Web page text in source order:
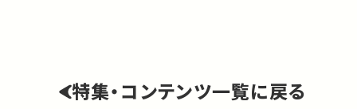
特集・コンテンツ一覧に戻る